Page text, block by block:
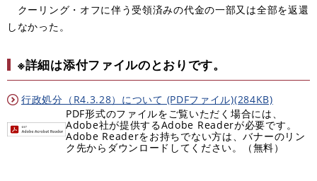
クーリング・オフに伴う受領済みの代金の一部又は全部を返還
しなかった。
※詳細は添付ファイルのとおりです。
行政処分（R4.3.28）について (PDFファイル)(284KB)
PDF形式のファイルをご覧いただく場合には、
Adobe社が提供するAdobe Readerが必要です。
Adobe Readerをお持ちでない方は、バナーのリン
ク先からダウンロードしてください。（無料）